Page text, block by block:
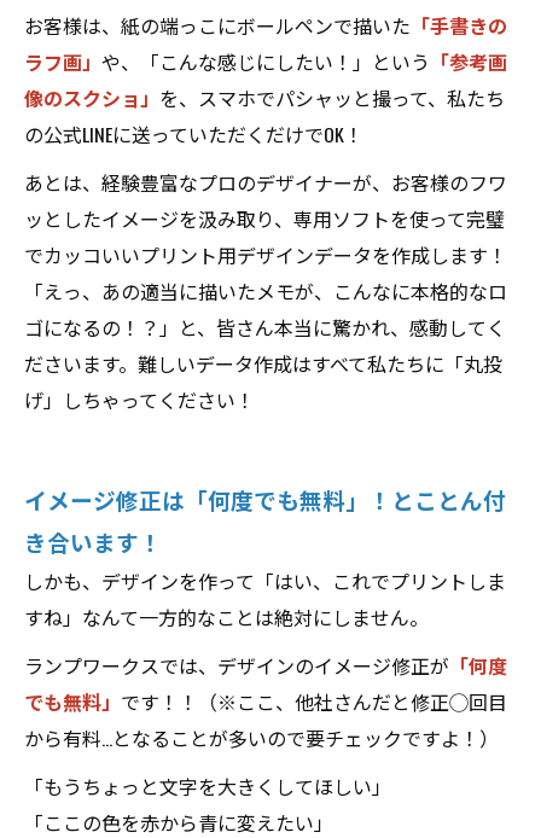
お客様は、紙の端っこにボールペンで描いた 「手書きの
ラフ画」 や、「こんな感じにしたい！」という 「参考画
像のスクショ」 を、スマホでパシャッと撮って、私たち
の公式LINEに送っていただくだけでOK！
あとは、経験豊富なプロのデザイナーが、お客様のフワ
ッとしたイメージを汲み取り、専用ソフトを使って完璧
でカッコいいプリント用デザインデータを作成します！
「えっ、あの適当に描いたメモが、こんなに本格的なロ
ゴになるの！？」と、皆さん本当に驚かれ、感動してく
ださいます。難しいデータ作成はすべて私たちに「丸投
げ」しちゃってください！
イメージ修正は「何度でも無料」！とことん付
き合います！
しかも、デザインを作って「はい、これでプリントしま
すね」なんて一方的なことは絶対にしません。
ランプワークスでは、デザインのイメージ修正が 「何度
でも無料」 です！！（※ここ、他社さんだと修正◯回目
から有料…となることが多いので要チェックですよ！）
「もうちょっと文字を大きくしてほしい」
「ここの色を赤から青に変えたい」